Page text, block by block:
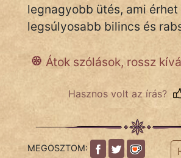
fantom
Jób Gedeon
Láron Ádám
vörös ördög
legnagyobb ütés, ami érhet
legsúlyosabb bilincs és
Átok szólások, rossz
Hasznos volt az írás?
MEGOSZTOM: